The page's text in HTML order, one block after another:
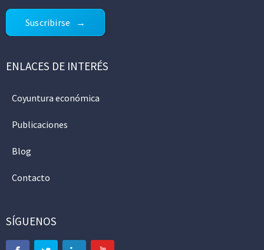
Suscribirse
ENLACES DE INTERÉS
Coyuntura económica
Publicaciones
Blog
Contacto
SÍGUENOS